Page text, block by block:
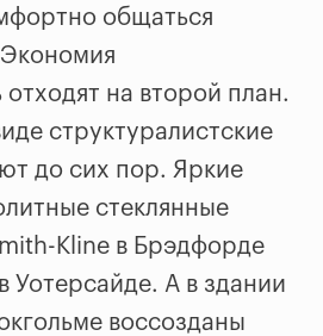
общаться
на второй план.
структуралистские
до сих пор. Яркие
стеклянные
Kline в Брэдфорде
Уотерсайде. А в здании
воссозданы